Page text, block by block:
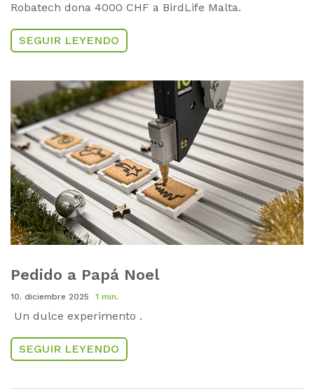
Robatech dona 4000 CHF a BirdLife Malta.
SEGUIR LEYENDO
Pedido a Papá Noel
10. diciembre 2025 1 min.
Un dulce experimento .
SEGUIR LEYENDO